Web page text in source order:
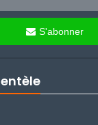
S'abonner